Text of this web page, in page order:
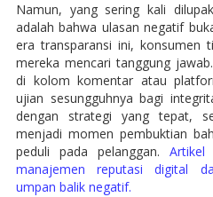
Namun, yang sering kali
adalah bahwa ulasan negatif
era transparansi ini, konsumen
mereka mencari tanggung
di kolom komentar atau
ujian sesungguhnya bagi
dengan strategi yang tepat,
menjadi momen pembuktian
peduli pada pelanggan.
manajemen reputasi digital
umpan balik negatif.